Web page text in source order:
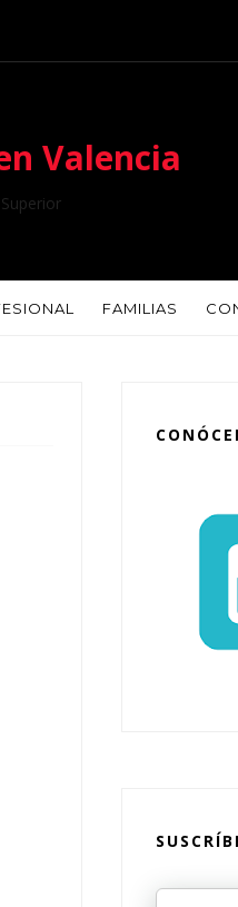
Valencia
FAMILIAS